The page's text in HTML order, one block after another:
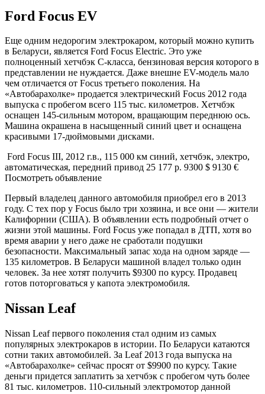
Ford Focus EV
Еще одним недорогим электрокаром, который можно купить
в Беларуси, является Ford Focus Electric. Это уже
полноценный хетчбэк C-класса, бензиновая версия которого в
представлении не нуждается. Даже внешне EV-модель мало
чем отличается от Focus третьего поколения. На
«Автобарахолке» продается электрический Focus 2012 года
выпуска с пробегом всего 115 тыс. километров. Хетчбэк
оснащен 145-сильным мотором, вращающим переднюю ось.
Машина окрашена в насыщенный синий цвет и оснащена
красивыми 17-дюймовыми дисками.
Ford Focus III, 2012 г.в., 115 000 км синий, хетчбэк, электро,
автоматическая, передний привод 25 177 р. 9300 $ 9130 €
Посмотреть объявление
Первый владелец данного автомобиля приобрел его в 2013
году. С тех пор у Focus было три хозяина, и все они — жители
Калифорнии (США). В объявлении есть подробный отчет о
жизни этой машины. Ford Focus уже попадал в ДТП, хотя во
время аварии у него даже не сработали подушки
безопасности. Максимальный запас хода на одном заряде —
135 километров. В Беларуси машиной владел только один
человек. За нее хотят получить $9300 по курсу. Продавец
готов поторговаться у капота электромобиля.
Nissan Leaf
Nissan Leaf первого поколения стал одним из самых
популярных электрокаров в истории. По Беларуси катаются
сотни таких автомобилей. За Leaf 2013 года выпуска на
«Автобарахолке» сейчас просят от $9900 по курсу. Такие
деньги придется заплатить за хетчбэк с пробегом чуть более
81 тыс. километров. 110-сильный электромотор данной